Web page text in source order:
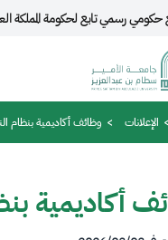
رسمي تابع لحكومة المملكة
الإعلانات وظائف أكاديمية بنظام
أكاديمية